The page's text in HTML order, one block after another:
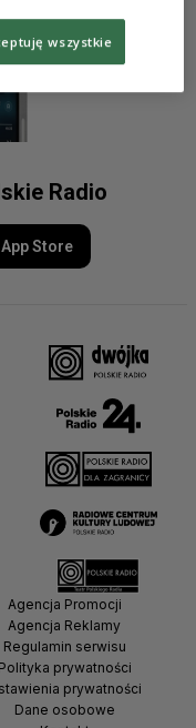
Radio
App Store
Agencja Promocji
Agencja Reklamy
Regulamin serwisu
Polityka prywatności
prywatności
Dane osobowe
wszystkie